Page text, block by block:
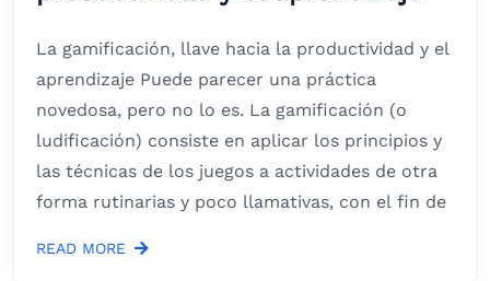
La gamificación, llave hacia la productividad y el
aprendizaje Puede parecer una práctica
novedosa, pero no lo es. La gamificación (o
ludificación) consiste en aplicar los principios y
las técnicas de los juegos a actividades de otra
forma rutinarias y poco llamativas, con el fin de
READ MORE